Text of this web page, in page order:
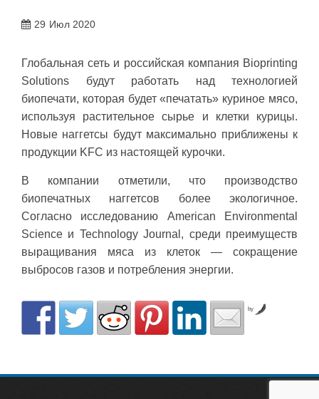
29 Июл 2020
Глобальная сеть и российская компания Bioprinting
Solutions будут работать над технологией
биопечати, которая будет «печатать» куриное мясо,
используя растительное сырье и клетки курицы.
Новые наггетсы будут максимально приближены к
продукции KFC из настоящей курочки.
В компании отметили, что производство
биопечатных наггетсов более экологичное.
Согласно исследованию American Environmental
Science и Technology Journal, среди преимуществ
выращивания мяса из клеток — сокращение
выбросов газов и потребления энергии.
by